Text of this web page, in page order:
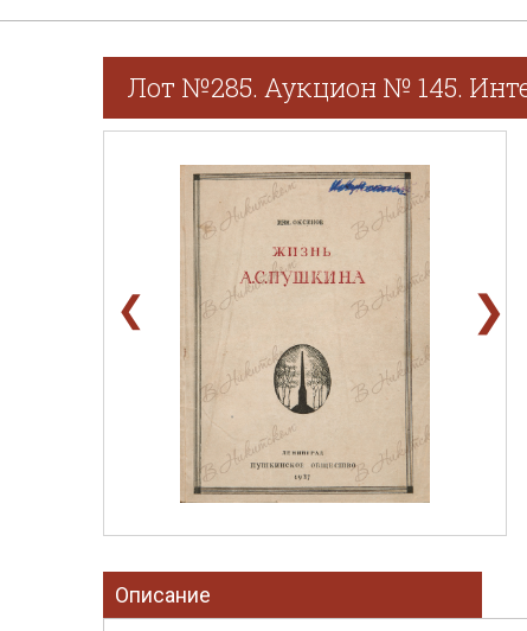
Лот №285. Аукцион № 145.
❮ ❯
Описание